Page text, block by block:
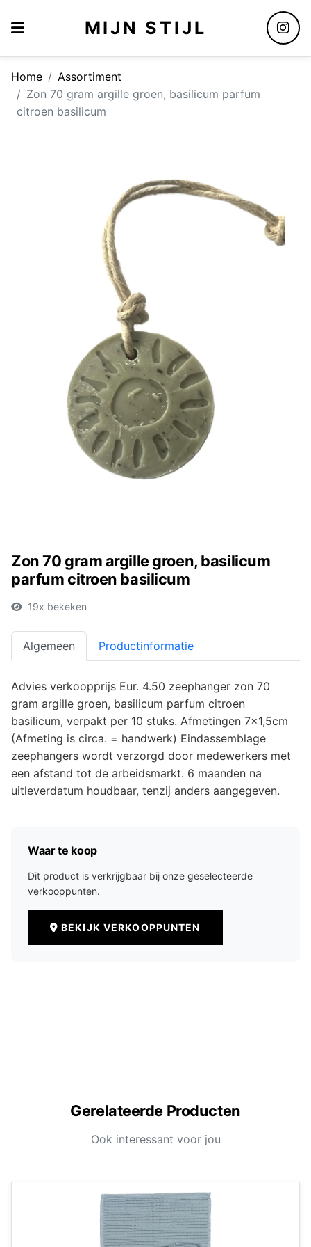
MIJN STIJL
Home
Assortiment
Zon 70 gram argille groen, basilicum parfum
citroen basilicum
Zon 70 gram argille groen, basilicum
parfum citroen basilicum
19x bekeken
Algemeen Productinformatie
Advies verkoopprijs Eur. 4.50 zeephanger zon 70
gram argille groen, basilicum parfum citroen
basilicum, verpakt per 10 stuks. Afmetingen 7x1,5cm
(Afmeting is circa. = handwerk) Eindassemblage
zeephangers wordt verzorgd door medewerkers met
een afstand tot de arbeidsmarkt. 6 maanden na
uitleverdatum houdbaar, tenzij anders aangegeven.
Waar te koop
Dit product is verkrijgbaar bij onze geselecteerde
verkooppunten.
BEKIJK VERKOOPPUNTEN
Gerelateerde Producten
Ook interessant voor jou